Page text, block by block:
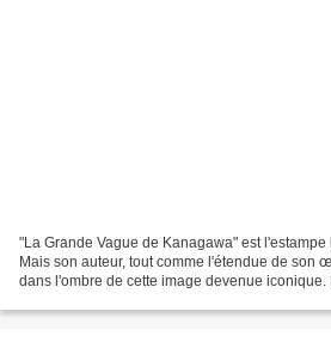
"La Grande Vague de Kanagawa" est
Mais son auteur, tout comme l'étendue de son
dans l'ombre de cette image devenue iconique.